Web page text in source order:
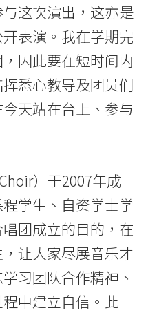
这次演出，这亦是
表演。我在学期完
因此要在短时间内
悉心教导及团员们
天站在台上、参与
）于2007年成
学生、自资学士学
团成立的目的，在
让大家尽展音乐才
习团队合作精神、
中建立自信。此